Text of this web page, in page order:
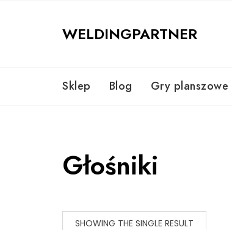
WELDINGPARTNER
Sklep Blog Gry planszowe
Głośniki
SHOWING THE SINGLE RESULT